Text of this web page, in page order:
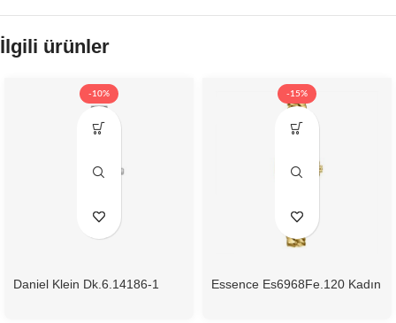
İlgili ürünler
-10%
Daniel Klein Dk.6.14186-1
-15%
Essence Es6968Fe.120 Kadın